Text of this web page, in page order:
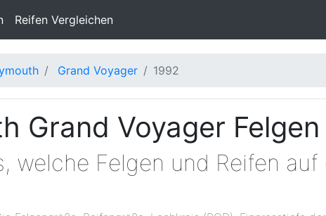
Reifen Vergleichen
Grand Voyager 1992
Grand Voyager
welche Felgen und Reifen